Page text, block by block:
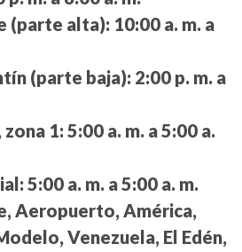
(parte alta): 10:00 a. m. a
(parte baja): 2:00 p. m. a
zona 1: 5:00 a. m. a 5:00 a.
5:00 a. m. a 5:00 a. m.
Aeropuerto, América,
Venezuela, El Edén,